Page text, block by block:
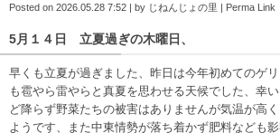
Posted on 2026.05.28 7:52 by じねんじょの里 Perma Link
5月１４日 立夏過ぎの木曜日、
早くも立夏が過ぎました、昨日は今年初めてのゲ
も雹やら雷やらと真夏を思わせる天候でした、幸
ど降らず野菜たちの被害はありませんが気温が高
ようです、また中東情勢が落ち着かず肥料なども